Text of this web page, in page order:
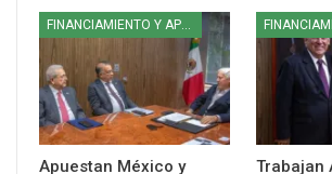
Apuestan México y
Trabajan